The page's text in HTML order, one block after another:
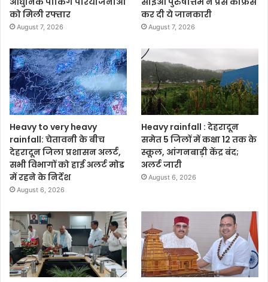
को मिली रफ्तार
August 7, 2026
कर दी ये जानकारी
August 7, 2026
Heavy to very heavy
rainfall: चेतावनी के बीच
देहरादून जिला प्रशासन अलर्ट,
सभी विभागों को हाई अलर्ट मोड
में रहने के निर्देश
August 6, 2026
Heavy rainfall : देहरादून
समेत 5 जिलों में कक्षा 12 तक के
स्कूल, आंगनबाड़ी केंद्र बंद;
अलर्ट जारी
August 6, 2026